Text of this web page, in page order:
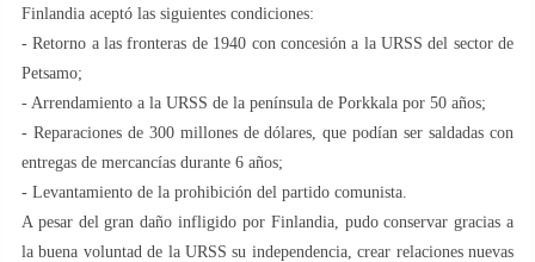
Finlandia aceptó las siguientes condiciones:
- Retorno a las fronteras de 1940 con concesión a la URSS del sector de
Petsamo;
- Arrendamiento a la URSS de la península de Porkkala por 50 años;
- Reparaciones de 300 millones de dólares, que podían ser saldadas con
entregas de mercancías durante 6 años;
- Levantamiento de la prohibición del partido comunista.
A pesar del gran daño infligido por Finlandia, pudo conservar gracias a
la buena voluntad de la URSS su independencia, crear relaciones nuevas